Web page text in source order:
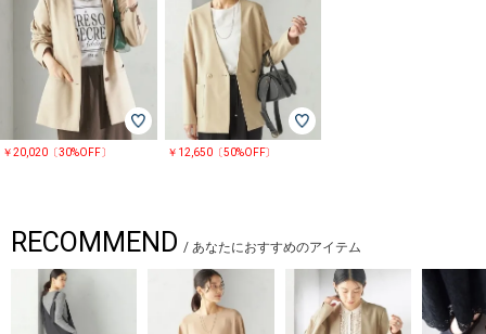
￥20,020〔30%OFF〕 ￥12,650〔50%OFF〕
RECOMMEND / あなたにおすすめのアイテム